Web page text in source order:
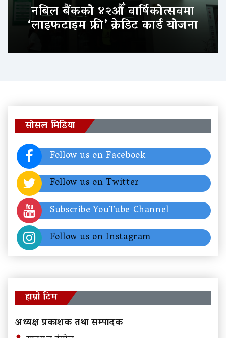
नबिल बैंकको ४२औँ वार्षिकोत्सवमा
‘लाइफटाइम फ्री’ क्रेडिट कार्ड योजना
सोसल मिडिया
Follow us on Facebook
Follow us on Twitter
Subscribe YouTube Channel
Follow us on Instagram
हाम्रो टिम
अध्यक्ष प्रकाशक तथा सम्पादक